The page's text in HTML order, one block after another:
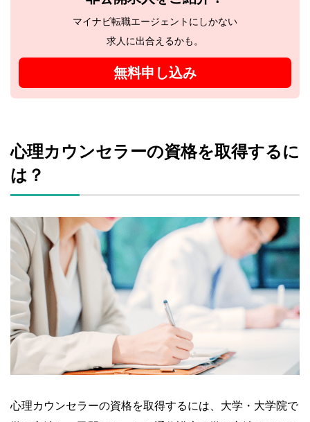
マイナビ転職エージェントにしかない
求人に出合えるかも。
無料申し込み
心理カウンセラーの資格を取得するに
は？
心理カウンセラーの資格を取得するには、大学・大学院で